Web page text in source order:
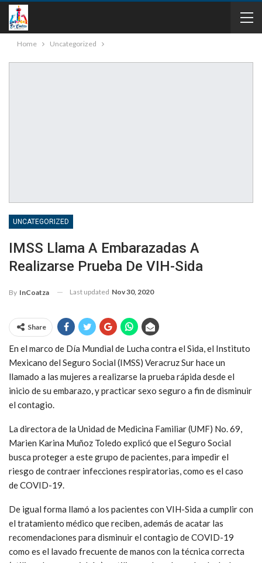
Home Uncategorized
UNCATEGORIZED
IMSS Llama A Embarazadas A
Realizarse Prueba De VIH-Sida
By InCoatza Last updated Nov 30, 2020
Share
En el marco de Día Mundial de Lucha contra el Sida, el Instituto
Mexicano del Seguro Social (IMSS) Veracruz Sur hace un
llamado a las mujeres a realizarse la prueba rápida desde el
inicio de su embarazo, y practicar sexo seguro a fin de disminuir
el contagio.
La directora de la Unidad de Medicina Familiar (UMF) No. 69,
Marien Karina Muñoz Toledo explicó que el Seguro Social
busca proteger a este grupo de pacientes, para impedir el
riesgo de contraer infecciones respiratorias, como es el caso
de COVID-19.
De igual forma llamó a los pacientes con VIH-Sida a cumplir con
el tratamiento médico que reciben, además de acatar las
recomendaciones para disminuir el contagio de COVID-19
como es el lavado frecuente de manos con la técnica correcta